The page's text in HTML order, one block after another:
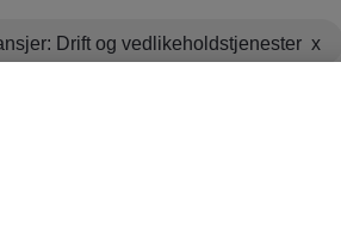
Drift og vedlikeholdstjenester x